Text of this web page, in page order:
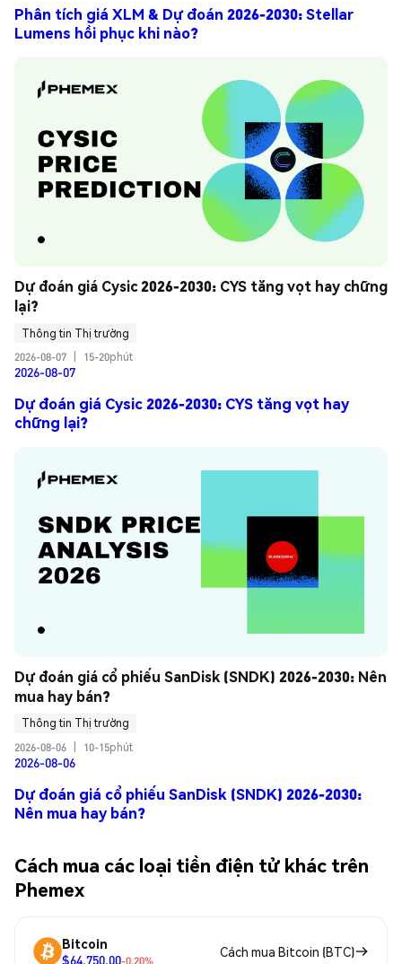
Phân tích giá XLM & Dự đoán 2026-2030: Stellar
Lumens hồi phục khi nào?
Dự đoán giá Cysic 2026-2030: CYS tăng vọt hay chững
lại?
Thông tin Thị trường
2026-08-07
15-20phút
2026-08-07
Dự đoán giá Cysic 2026-2030: CYS tăng vọt hay
chững lại?
Dự đoán giá cổ phiếu SanDisk (SNDK) 2026-2030: Nên
mua hay bán?
Thông tin Thị trường
2026-08-06
10-15phút
2026-08-06
Dự đoán giá cổ phiếu SanDisk (SNDK) 2026-2030:
Nên mua hay bán?
Cách mua các loại tiền điện tử khác trên
Phemex
Bitcoin
$64,750.00-0.20%
Cách mua Bitcoin (BTC)